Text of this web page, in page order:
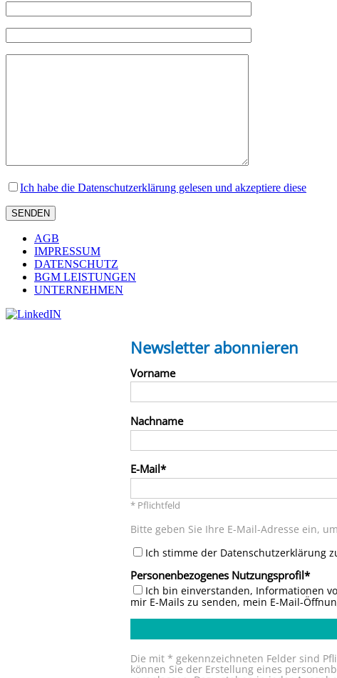
Ich habe die Datenschutzerklärung gelesen und akzeptiere diese
AGB
IMPRESSUM
DATENSCHUTZ
BGM LEISTUNGEN
UNTERNEHMEN
Newsletter abonnieren
Vorname
Nachname
E-Mail
* Pflichtfeld
Bitte geben Sie Ihre E-Mail-Adresse ein,
Ich stimme der Datenschutzerklärung
Personenbezogenes Nutzungsprofil
Ich bin einverstanden, Informationen
mir E-Mails zu senden, mein E-Mail-
Die mit * gekennzeichneten Felder sind
können Sie der Erstellung eines